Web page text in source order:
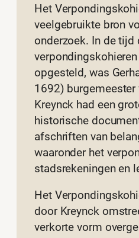
Het
veelgebruikte bron
onderzoek. In de tijd
opgesteld, was
1692) burgemeester
Kreynck had een
historische
afschriften van
waaronder het
stadsrekeningen en
Het
door Kreynck
verkorte vorm